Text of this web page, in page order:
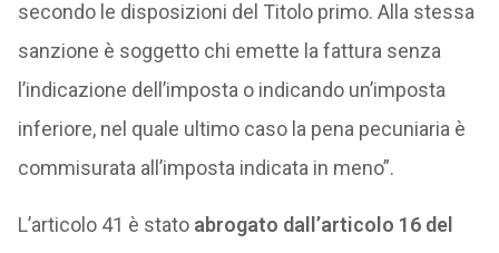
secondo le disposizioni del Titolo primo. Alla stessa
sanzione è soggetto chi emette la fattura senza
l’indicazione dell’imposta o indicando un’imposta
inferiore, nel quale ultimo caso la pena pecuniaria è
commisurata all’imposta indicata in meno”.
L’articolo 41 è stato abrogato dall’articolo 16 del